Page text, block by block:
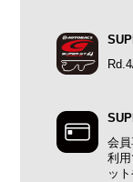
会
利
ッ